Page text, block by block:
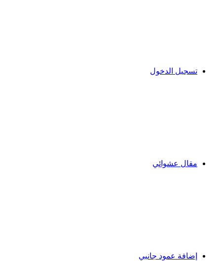
تسجيل الدخول
مقال عشوائي
إضافة عمود جانبي